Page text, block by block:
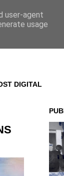
DIGITAL
user-agent
usage